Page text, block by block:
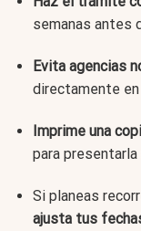
semanas antes
Evita agencias
directamente
Imprime una
para presentarla
Si planeas
ajusta tus